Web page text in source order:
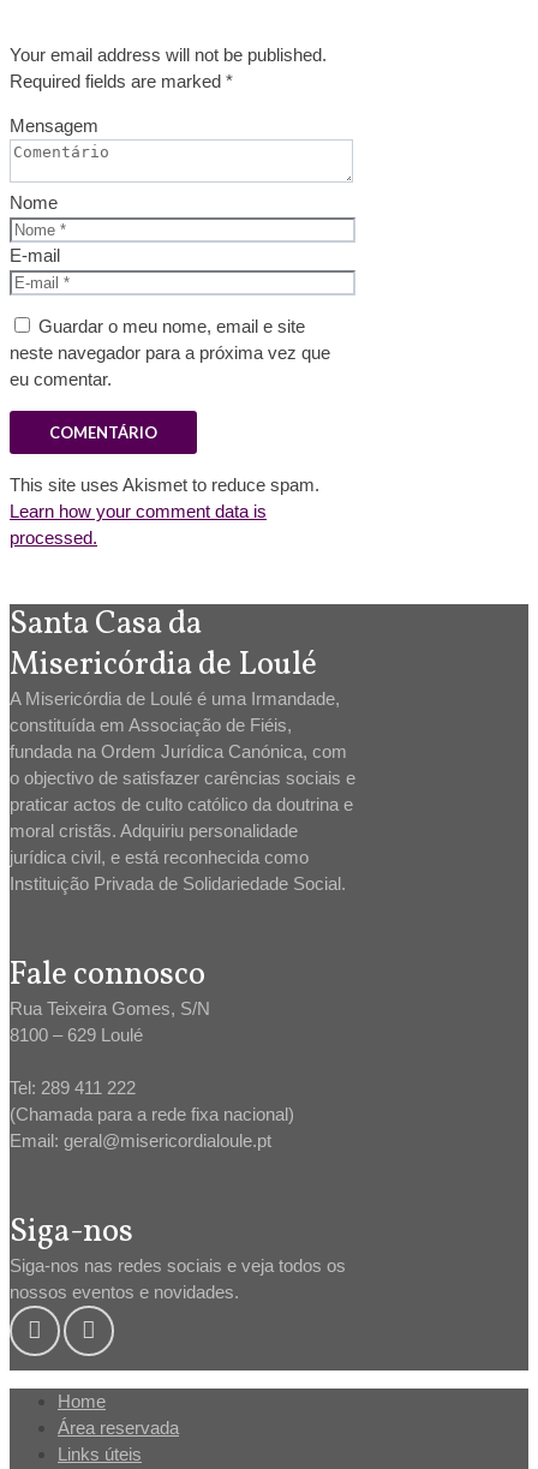
Your email address will not be published.
Required fields are marked *
Mensagem
Nome
E-mail
Guardar o meu nome, email e site
neste navegador para a próxima vez que
eu comentar.
This site uses Akismet to reduce spam.
Learn how your comment data is
processed.
Santa Casa da
Misericórdia de Loulé
A Misericórdia de Loulé é uma Irmandade,
constituída em Associação de Fiéis,
fundada na Ordem Jurídica Canónica, com
o objectivo de satisfazer carências sociais e
praticar actos de culto católico da doutrina e
moral cristãs. Adquiriu personalidade
jurídica civil, e está reconhecida como
Instituição Privada de Solidariedade Social.
Fale connosco
Rua Teixeira Gomes, S/N
8100 – 629 Loulé
Tel: 289 411 222
(Chamada para a rede fixa nacional)
Email: geral@misericordialoule.pt
Siga-nos
Siga-nos nas redes sociais e veja todos os
nossos eventos e novidades.
Home
Área reservada
Links úteis